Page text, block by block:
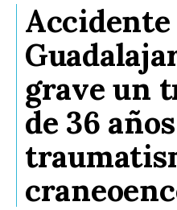
grave un
de 36